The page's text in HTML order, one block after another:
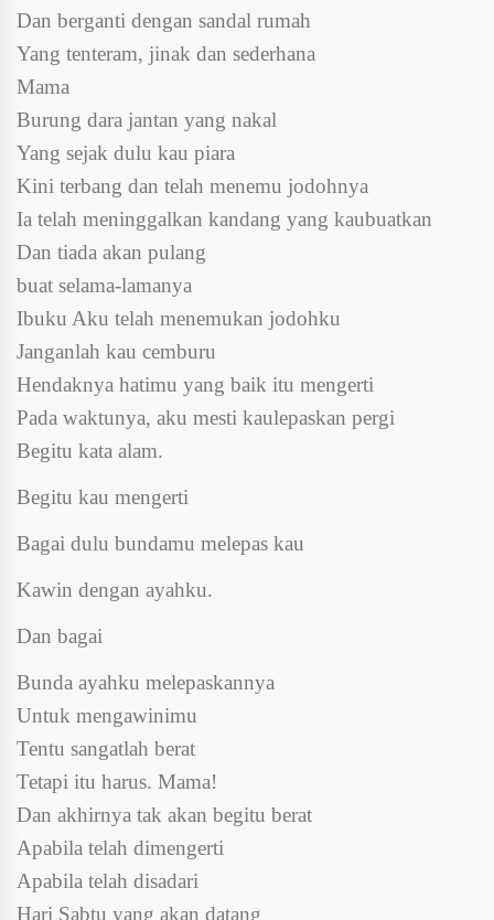
Dan berganti dengan sandal rumah
Yang tenteram, jinak dan sederhana
Mama
Burung dara jantan yang nakal
Yang sejak dulu kau piara
Kini terbang dan telah menemu jodohnya
Ia telah meninggalkan kandang yang kaubuatkan
Dan tiada akan pulang
buat selama-lamanya
Ibuku Aku telah menemukan jodohku
Janganlah kau cemburu
Hendaknya hatimu yang baik itu mengerti
Pada waktunya, aku mesti kaulepaskan pergi
Begitu kata alam.
Begitu kau mengerti
Bagai dulu bundamu melepas kau
Kawin dengan ayahku.
Dan bagai
Bunda ayahku melepaskannya
Untuk mengawinimu
Tentu sangatlah berat
Tetapi itu harus. Mama!
Dan akhirnya tak akan begitu berat
Apabila telah dimengerti
Apabila telah disadari
Hari Sabtu yang akan datang